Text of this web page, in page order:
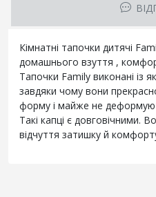
Кімнатні тапочки дитячі
домашнього взуття ,
Тапочки Family виконані із
завдяки чому вони
форму і майже не
Такі капці є довговічними.
відчуття затишку й